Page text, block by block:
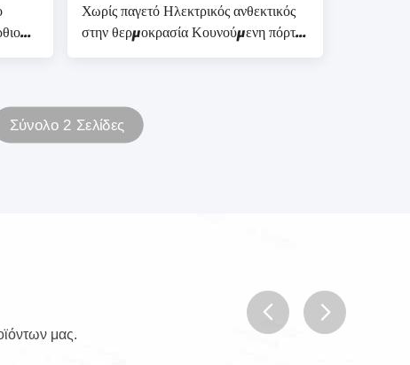
Χωρίς παγετό Ηλεκτρικός ανθεκτικός
στην θερμοκρασία Κουνούμενη πόρτα
κουζίνα Στεκό ψυγείο Με
Σύνολο 2 Σελίδες
μας.